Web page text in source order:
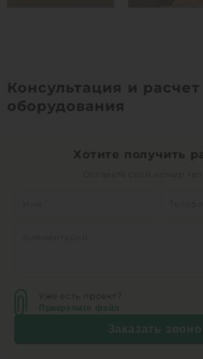
Консультация и
оборудования
Хотите получить
Уже есть проект?
Прикрепите файл
Заказать